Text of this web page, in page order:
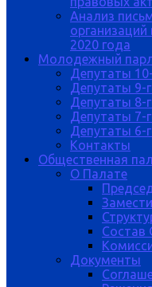
Анализ
2020 года
Молодежный
Депутаты
Депутаты 9-
Депутаты 8-
Депутаты 7-
Депутаты 6-
Контакты
Общественная
О Палате
Состав
Документы